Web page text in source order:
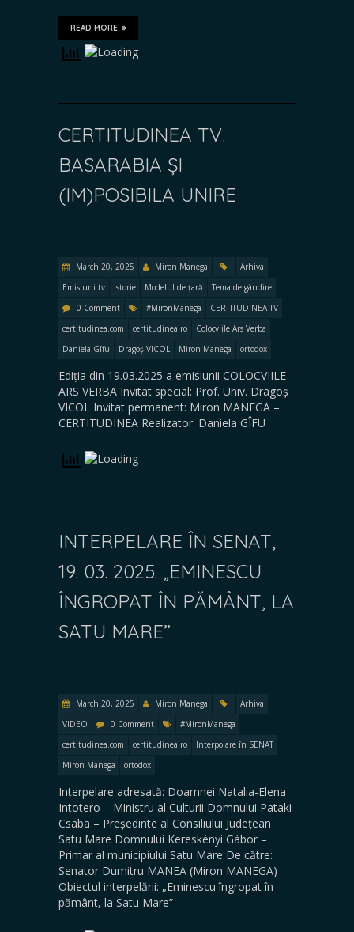
READ MORE
CERTITUDINEA TV.
BASARABIA ȘI
(IM)POSIBILA UNIRE
March 20, 2025 Miron Manega
Arhiva
Emisiuni tv
Istorie Modelul de țară
Tema de gândire
0 Comment
#MironManega
CERTITUDINEA TV
certitudinea.com
certitudinea.ro
Colocviile Ars Verba
Daniela Gîfu
Dragoș VICOL Miron Manega ortodox
Ediția din 19.03.2025 a emisiunii COLOCVIILE
ARS VERBA Invitat special: Prof. Univ. Dragoș
VICOL Invitat permanent: Miron MANEGA –
CERTITUDINEA Realizator: Daniela GÎFU
INTERPELARE ÎN SENAT,
19. 03. 2025. „EMINESCU
ÎNGROPAT ÎN PĂMÂNT, LA
SATU MARE”
March 20, 2025 Miron Manega
Arhiva
VIDEO
0 Comment
#MironManega
certitudinea.com
certitudinea.ro
Interpolare în SENAT
Miron Manega
ortodox
Interpelare adresată: Doamnei Natalia-Elena
Intotero – Ministru al Culturii Domnului Pataki
Csaba – Președinte al Consiliului Județean
Satu Mare Domnului Kereskényi Gábor –
Primar al municipiului Satu Mare De către:
Senator Dumitru MANEA (Miron MANEGA)
Obiectul interpelării: „Eminescu îngropat în
pământ, la Satu Mare”